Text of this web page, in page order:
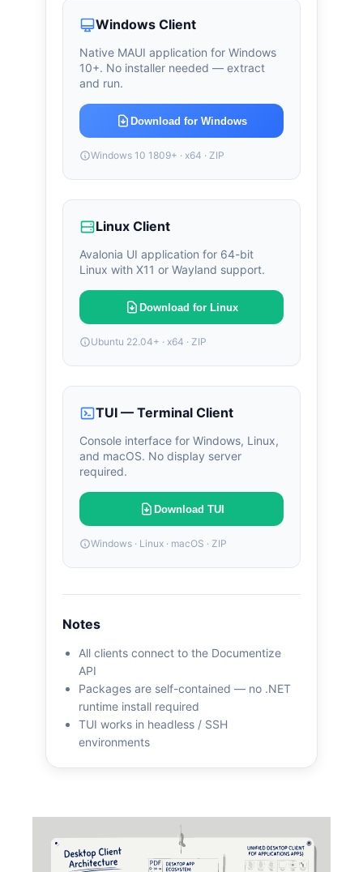
Windows Client
Native MAUI application for Windows
10+. No installer needed — extract
and run.
Download for Windows
Windows 10 1809+ · x64 · ZIP
Linux Client
Avalonia UI application for 64-bit
Linux with X11 or Wayland support.
Download for Linux
Ubuntu 22.04+ · x64 · ZIP
TUI — Terminal Client
Console interface for Windows, Linux,
and macOS. No display server
required.
Download TUI
Windows · Linux · macOS · ZIP
Notes
All clients connect to the Documentize
API
Packages are self-contained — no .NET
runtime install required
TUI works in headless / SSH
environments